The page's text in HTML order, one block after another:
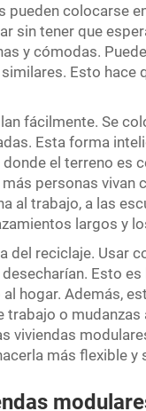
pueden colocarse
sin tener que
y cómodas.
Esto hace
fácilmente. Se
Esta forma
el terreno es
personas vivan
al trabajo, a las
largos y
del reciclaje. Usar
Esto
hogar. Además,
o
viviendas
más flexible y